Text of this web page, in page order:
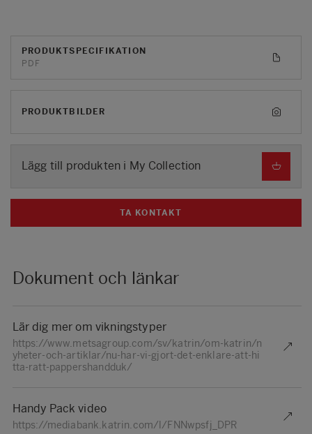
PRODUKTSPECIFIKATION
PDF
PRODUKTBILDER
Lägg till produkten i My Collection
TA KONTAKT
Dokument och länkar
Lär dig mer om vikningstyper
https://www.metsagroup.com/sv/katrin/om-katrin/n
yheter-och-artiklar/nu-har-vi-gjort-det-enklare-att-hi
tta-ratt-pappershandduk/
Handy Pack video
https://mediabank.katrin.com/l/FNNwpsfj_DPR